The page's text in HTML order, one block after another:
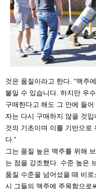
것은 품질이라고 한다. “맥주
붙일 수 있습니다. 하지만 우
구매한다고 해도 그 안에 들
자는 다시 구매하지 않을 것
것의 기초이며 이를 기반으로
다.”
그는 품질 높은 맥주를 위해
는 점을 강조했다. 수준 높은
품질 수준을 넘어섰을 때 비
시 그들의 맥주에 주목함으로